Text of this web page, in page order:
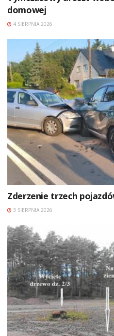
domowej
4 SIERPNIA 2026
Zderzenie trzech
3 SIERPNIA 2026